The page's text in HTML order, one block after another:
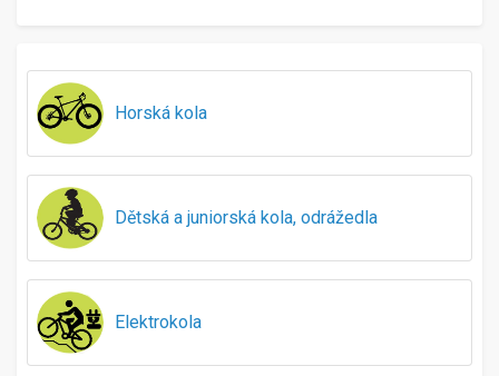
Horská kola
Dětská a juniorská kola, odrážedla
Elektrokola